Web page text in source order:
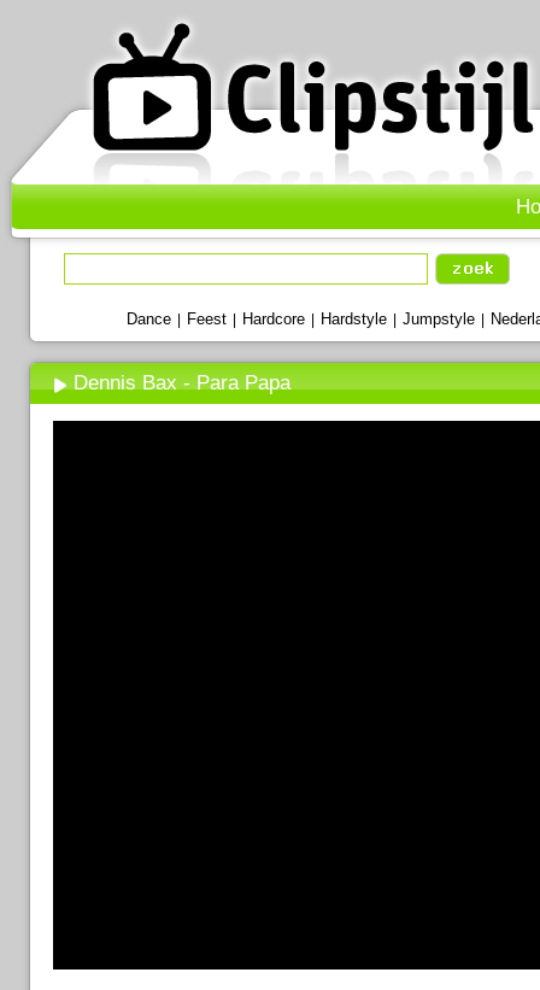
Dance Feest Hardcore Hardstyle Jumpstyle
Dennis Bax - Para Papa